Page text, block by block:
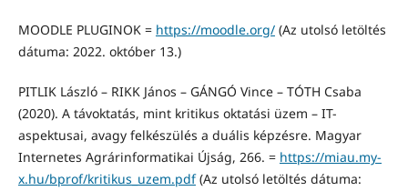
MOODLE PLUGINOK = https://moodle.org/(Az utolsó letöltés
dátuma: 2022. október 13.)
PITLIK László – RIKK János – GÁNGÓ Vince – TÓTH Csaba
(2020). A távoktatás, mint kritikus oktatási üzem – IT-
aspektusai, avagy felkészülés a duális képzésre. Magyar
Internetes Agrárinformatikai Újság, 266. = https://miau.my-
x.hu/bprof/kritikus_uzem.pdf(Az utolsó letöltés dátuma: